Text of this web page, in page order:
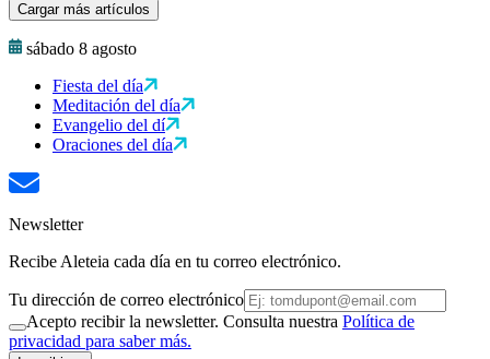
Cargar más artículos
sábado 8 agosto
Fiesta del día
Meditación del día
Evangelio del dí
Oraciones del día
Newsletter
Recibe Aleteia cada día en tu correo electrónico.
Tu dirección de correo electrónico
Acepto recibir la newsletter. Consulta nuestra Política de
privacidad para saber más.